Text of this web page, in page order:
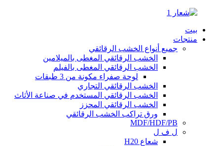
بيت
منتجات
جميع أنواع الخشب الرقائقي
الخشب الرقائقي المغطى بالميلامين
الخشب الرقائقي المغطى بالفيلم
لوحة صفراء مكونة من 3 طبقات
الخشب الرقائقي التجاري
الخشب الرقائقي المستخدم في صناعة الأثاث
الخشب الرقائقي المحزز
ورق تراكب الخشب الرقائقي
MDF/HDF/PB
ل ف ل
شعاع H20